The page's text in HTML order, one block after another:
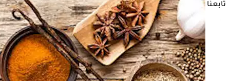
تابعنا على